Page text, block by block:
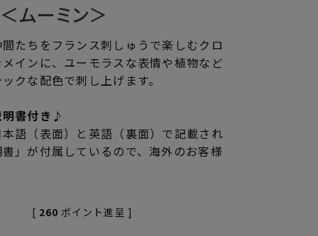
ムーミン＞
たちをフランス刺しゅうで楽しむクロ
インに、ユーモラスな表情や植物など
クな配色で刺し上げます。
明書付き♪
語（表面）と英語（裏面）で記載され
」が付属しているので、海外のお客様
[ 260 ポイント進呈 ]